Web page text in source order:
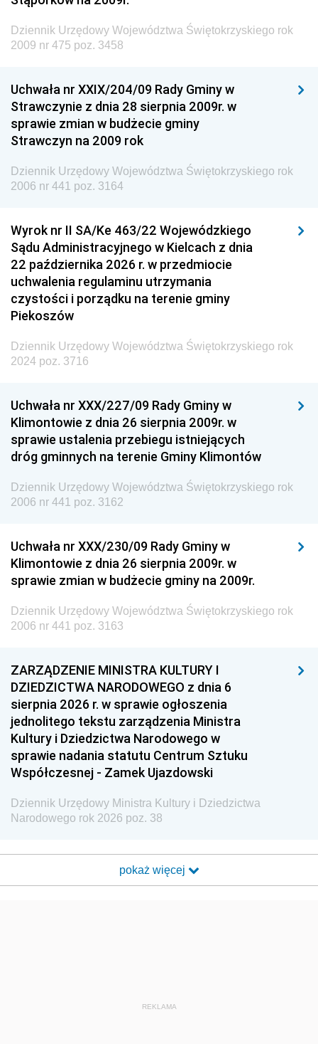
Dziennik Urzędowy Ministra Edukacji
Dziennik Urzędowy Ministra Przemysłu
Dziennik Urzędowy Ministra Finansów i Gospodarki
Dziennik Urzędowy Ministra do Spraw Unii
Dziennik Urzędowy Agencji Wywiadu
Dziennik Urzędowy Województwa Świętokrzyskiego rok
2009 nr 475 poz. 3458
Uchwała nr XXIX/204/09 Rady Gminy w
Strawczynie z dnia 28 sierpnia 2009r. w
sprawie zmian w budżecie gminy
Strawczyn na 2009 rok
Dziennik Urzędowy Województwa Świętokrzyskiego rok
2006 nr 441 poz. 3164
Wyrok nr II SA/Ke 463/22 Wojewódzkiego
Sądu Administracyjnego w Kielcach z dnia
22 października 2026 r. w przedmiocie
uchwalenia regulaminu utrzymania
czystości i porządku na terenie gminy
Piekoszów
Dziennik Urzędowy Województwa Świętokrzyskiego rok
2024 poz. 3716
Uchwała nr XXX/227/09 Rady Gminy w
Klimontowie z dnia 26 sierpnia 2009r. w
sprawie ustalenia przebiegu istniejących
dróg gminnych na terenie Gminy Klimontów
Dziennik Urzędowy Województwa Świętokrzyskiego rok
2006 nr 441 poz. 3162
Uchwała nr XXX/230/09 Rady Gminy w
Klimontowie z dnia 26 sierpnia 2009r. w
sprawie zmian w budżecie gminy na 2009r.
Dziennik Urzędowy Województwa Świętokrzyskiego rok
2006 nr 441 poz. 3163
ZARZĄDZENIE MINISTRA KULTURY I
DZIEDZICTWA NARODOWEGO z dnia 6
sierpnia 2026 r. w sprawie ogłoszenia
jednolitego tekstu zarządzenia Ministra
Kultury i Dziedzictwa Narodowego w
sprawie nadania statutu Centrum Sztuku
Współczesnej - Zamek Ujazdowski
Dziennik Urzędowy Ministra Kultury i Dziedzictwa
Narodowego rok 2026 poz. 38
pokaż więcej
REKLAMA